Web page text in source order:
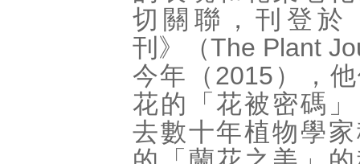
切關聯，刊登於
刊》（The Plant
今年（2015），
花的「花被密碼
去數十年植物學